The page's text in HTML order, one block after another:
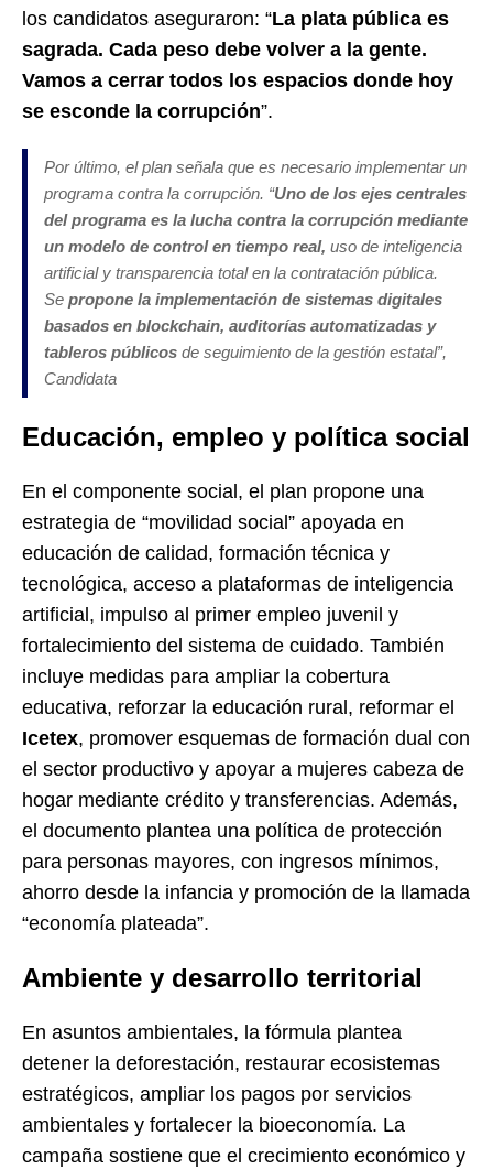
los candidatos aseguraron: “La plata pública es
sagrada. Cada peso debe volver a la gente.
Vamos a cerrar todos los espacios donde hoy
se esconde la corrupción”.
Por último, el plan señala que es necesario implementar un
programa contra la corrupción. “Uno de los ejes centrales
del programa es la lucha contra la corrupción mediante
un modelo de control en tiempo real, uso de inteligencia
artificial y transparencia total en la contratación pública.
Se propone la implementación de sistemas digitales
basados en blockchain, auditorías automatizadas y
tableros públicos de seguimiento de la gestión estatal”,
Candidata
Educación, empleo y política social
En el componente social, el plan propone una
estrategia de “movilidad social” apoyada en
educación de calidad, formación técnica y
tecnológica, acceso a plataformas de inteligencia
artificial, impulso al primer empleo juvenil y
fortalecimiento del sistema de cuidado. También
incluye medidas para ampliar la cobertura
educativa, reforzar la educación rural, reformar el
Icetex, promover esquemas de formación dual con
el sector productivo y apoyar a mujeres cabeza de
hogar mediante crédito y transferencias. Además,
el documento plantea una política de protección
para personas mayores, con ingresos mínimos,
ahorro desde la infancia y promoción de la llamada
“economía plateada”.
Ambiente y desarrollo territorial
En asuntos ambientales, la fórmula plantea
detener la deforestación, restaurar ecosistemas
estratégicos, ampliar los pagos por servicios
ambientales y fortalecer la bioeconomía. La
campaña sostiene que el crecimiento económico y